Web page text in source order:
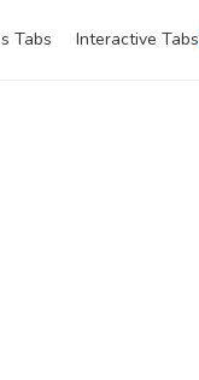
Tabs Interactive Tabs